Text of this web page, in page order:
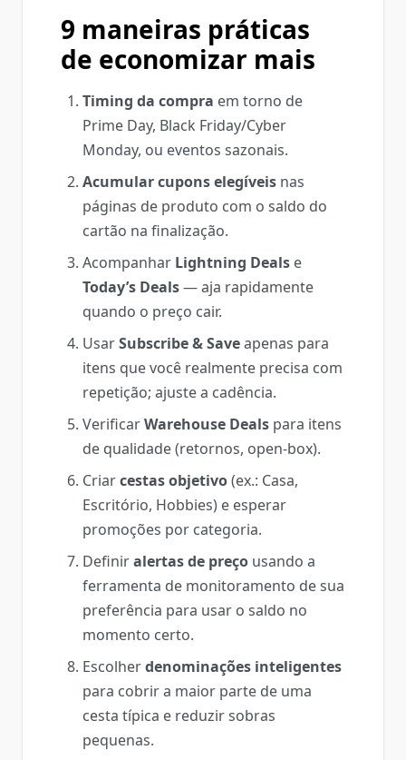
9 maneiras práticas
de economizar mais
Timing da compra em torno de
Prime Day, Black Friday/Cyber
Monday, ou eventos sazonais.
Acumular cupons elegíveisnas
páginas de produto com o saldo do
cartão na finalização.
Acompanhar Lightning Dealse
Today’s Deals— aja rapidamente
quando o preço cair.
UsarSubscribe & Saveapenas para
itens que você realmente precisa com
repetição; ajuste a cadência.
VerificarWarehouse Dealspara itens
de qualidade (retornos, open-box).
Criarcestas objetivo(ex.: Casa,
Escritório, Hobbies) e esperar
promoções por categoria.
Definiralertas de preçousando a
ferramenta de monitoramento de sua
preferência para usar o saldo no
momento certo.
Escolherdenominações inteligentes
para cobrir a maior parte de uma
cesta típica e reduzir sobras
pequenas.